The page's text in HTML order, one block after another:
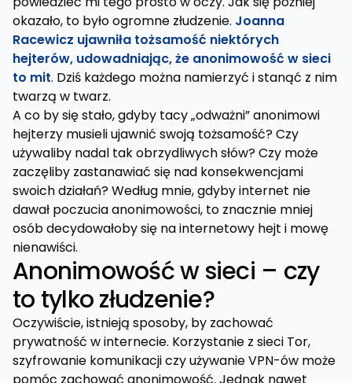
okazało, to było ogromne złudzenie. Joanna
Racewicz ujawniła tożsamość niektórych
hejterów, udowadniając, że anonimowość w sieci
to mit. Dziś każdego można namierzyć i stanąć z nim
twarzą w twarz.
A co by się stało, gdyby tacy „odważni” anonimowi
hejterzy musieli ujawnić swoją tożsamość? Czy
używaliby nadal tak obrzydliwych słów? Czy może
zaczęliby zastanawiać się nad konsekwencjami
swoich działań? Według mnie, gdyby internet nie
dawał poczucia anonimowości, to znacznie mniej
osób decydowałoby się na internetowy hejt i mowę
nienawiści.
Anonimowość w sieci – czy
to tylko złudzenie?
Oczywiście, istnieją sposoby, by zachować
prywatność w internecie. Korzystanie z sieci Tor,
szyfrowanie komunikacji czy używanie VPN-ów może